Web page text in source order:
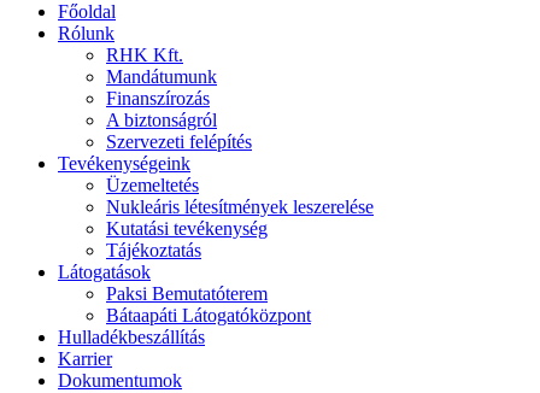
Főoldal
Rólunk
RHK Kft.
Mandátumunk
Finanszírozás
A biztonságról
Szervezeti felépítés
Tevékenységeink
Üzemeltetés
Nukleáris létesítmények leszerelése
Kutatási tevékenység
Tájékoztatás
Látogatások
Paksi Bemutatóterem
Bátaapáti Látogatóközpont
Hulladékbeszállítás
Karrier
Dokumentumok